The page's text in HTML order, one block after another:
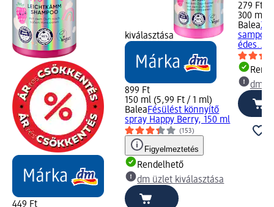
449 Ft
kiválasztása
899 Ft
150 ml (5,99 Ft / 1 ml)
BaleaFésülést könnyítő
spray Happy Berry, 150 ml
(153)
Figyelmeztetés
Rendelhető
dm üzlet kiválasztása
279 Ft
300 ml
Balea
sampon
édes...,
dm